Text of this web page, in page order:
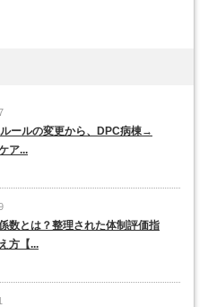
ールの変更から、DPC病棟→
ア...
数とは？整理された体制評価指
方【...